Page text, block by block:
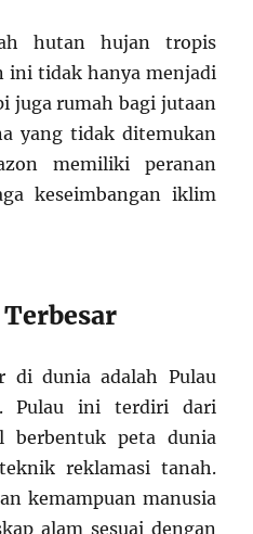
hutan hujan tropis
ini tidak hanya menjadi
juga rumah bagi jutaan
yang tidak ditemukan
memiliki peranan
keseimbangan iklim
di dunia adalah Pulau
Pulau ini terdiri dari
berbentuk peta dunia
reklamasi tanah.
kemampuan manusia
alam sesuai dengan